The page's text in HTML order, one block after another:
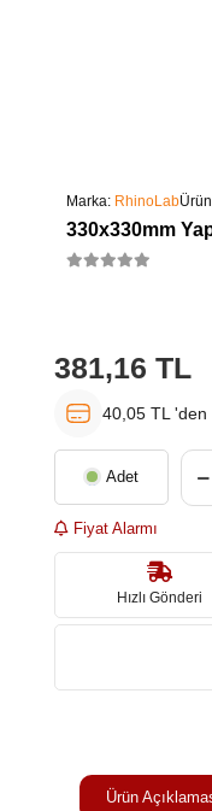
Marka: RhinoLab
330x330mm
381,16 TL
40,05 TL
Adet
Fiyat Alarmı
Hızlı Gönderi
Ürün